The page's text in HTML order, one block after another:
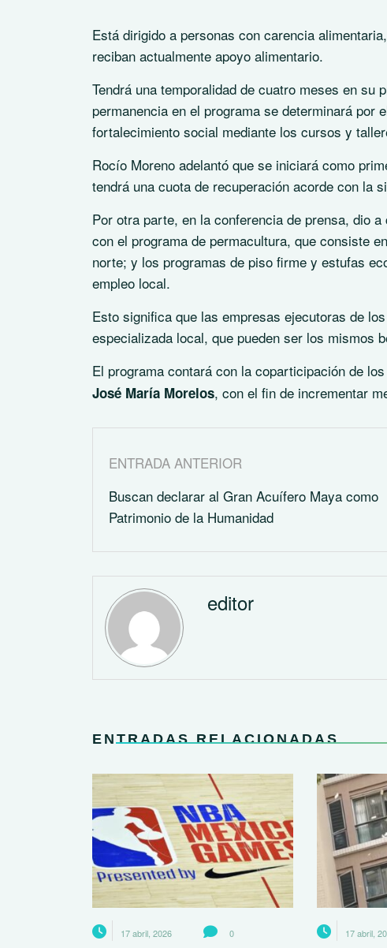
Está dirigido a personas con carencia
reciban actualmente apoyo alimentario.
Tendrá una temporalidad de cuatro meses en
permanencia en el programa se determinará
fortalecimiento social mediante los cursos y
Rocío Moreno adelantó que se iniciará como
tendrá una cuota de recuperación acorde con la
Por otra parte, en la conferencia de prensa, dio
con el programa de permacultura, que consiste
norte; y los programas de piso firme y estufas
empleo local.
Esto significa que las empresas ejecutoras de
especializada local, que pueden ser los mismos
El programa contará con la coparticipación de
José María Morelos, con el fin de incrementar
ENTRADA ANTERIOR
Buscan declarar al Gran Acuífero Maya como
Patrimonio de la Humanidad
editor
ENTRADAS RELACIONADAS
17 abril, 2026 0 17 abril,